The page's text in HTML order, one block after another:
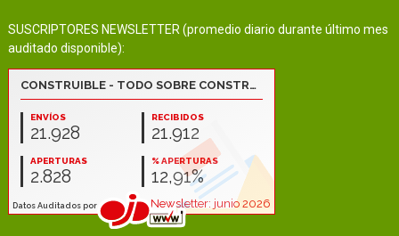
SUSCRIPTORES NEWSLETTER (promedio diario durante último mes
auditado disponible):